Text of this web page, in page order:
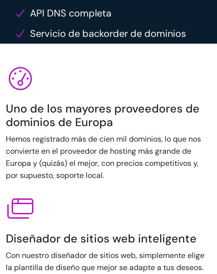
API DNS completa
Servicio de backorder de dominios
Uno de los mayores proveedores de
dominios de Europa
Hemos registrado más de cien mil dominios, lo que nos
convierte en el proveedor de hosting más grande de
Europa y (quizás) el mejor, con precios competitivos y,
por supuesto, soporte local.
Diseñador de sitios web inteligente
Con nuestro diseñador de sitios web, simplemente elige
la plantilla de diseño que mejor se adapte a tus deseos.